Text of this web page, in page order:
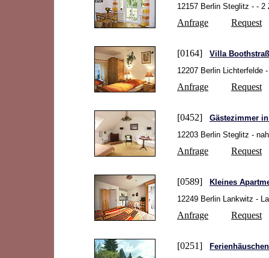
12157 Berlin Steglitz - -
Anfrage Request
[0164] Villa
12207 Berlin Lichterfelde
Anfrage Request
[0452] Gästezimmer
12203 Berlin Steglitz -
Anfrage Request
[0589]
Kleines
12249 Berlin Lankwitz -
Anfrage Request
[0251]